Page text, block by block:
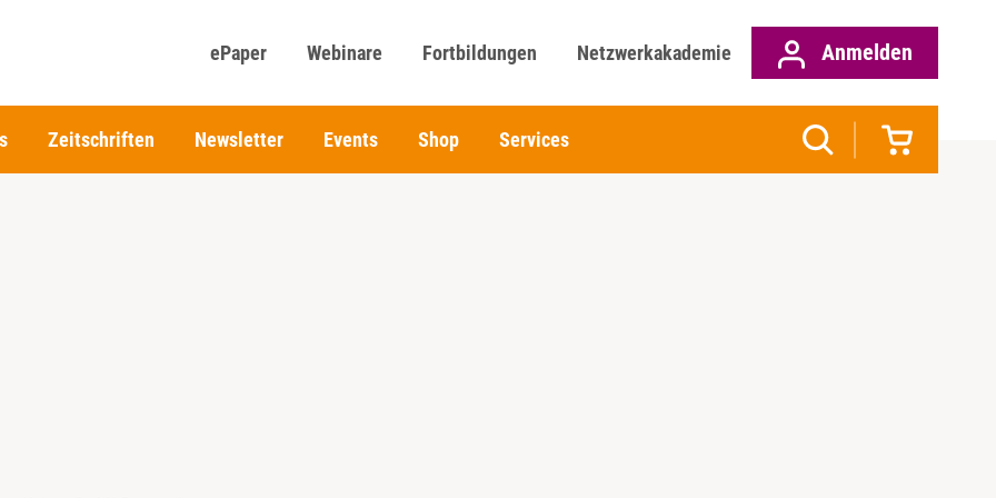
ePaper Webinare Fortbildungen Netzwerkakademie Anmelden
Zeitschriften Newsletter Events Shop Services